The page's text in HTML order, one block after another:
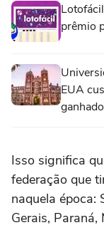
prêmio
EUA
Isso significa
federação que
naquela época:
Gerais, Paraná,